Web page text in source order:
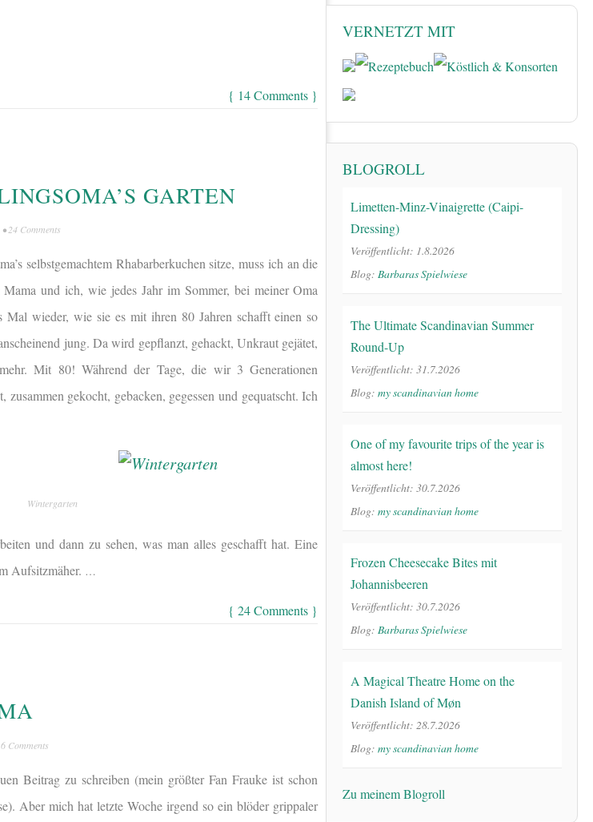
{ 14 Comments }
GARTEN
•24 Comments
selbstgemachtem Rhabarberkuchen sitze, muss ich an die
und ich, wie jedes Jahr im Sommer, bei meiner Oma
Mal wieder, wie sie es mit ihren 80 Jahren schafft einen so
jung. Da wird gepflanzt, gehackt, Unkraut gejätet,
Mit 80! Während der Tage, die wir 3 Generationen
gekocht, gebacken, gegessen und gequatscht. Ich
Wintergarten
und dann zu sehen, was man alles geschafft hat. Eine
Aufsitzmäher. …
{ 24 Comments }
6 Comments
Beitrag zu schreiben (mein größter Fan Frauke ist schon
Aber mich hat letzte Woche irgend so ein blöder grippaler
VERNETZT MIT
BLOGROLL
Limetten-Minz-Vinaigrette (Caipi-
Dressing)
Veröffentlicht: 1.8.2026
Blog: Barbaras Spielwiese
The Ultimate Scandinavian Summer
Round-Up
Veröffentlicht: 31.7.2026
Blog: my scandinavian home
One of my favourite trips of the year is
almost here!
Veröffentlicht: 30.7.2026
Blog: my scandinavian home
Frozen Cheesecake Bites mit
Johannisbeeren
Veröffentlicht: 30.7.2026
Blog: Barbaras Spielwiese
A Magical Theatre Home on the
Danish Island of Møn
Veröffentlicht: 28.7.2026
Blog: my scandinavian home
Zu meinem Blogroll